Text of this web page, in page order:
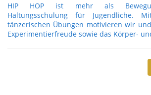
HIP HOP ist mehr als
Haltungsschulung für Jugendliche.
tänzerischen Übungen motivieren wir
Experimentierfreude sowie das Körper-